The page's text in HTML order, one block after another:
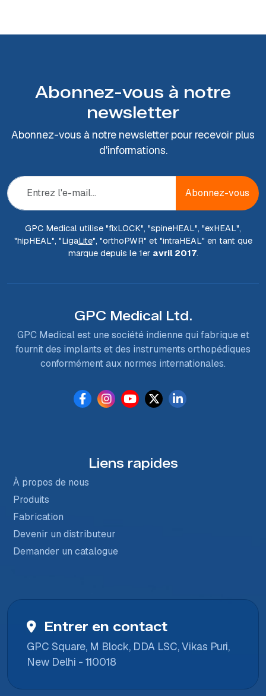
Abonnez-vous à notre
newsletter
Abonnez-vous à notre newsletter pour recevoir plus
d'informations.
Abonnez-vous
GPC Medical utilise "fixLOCK", "spineHEAL", "exHEAL",
"hipHEAL", "LigaLite", "orthoPWR" et "intraHEAL" en tant que
marque depuis le 1er avril 2017.
GPC Medical Ltd.
GPC Medical est une société indienne qui fabrique et
fournit des implants et des instruments orthopédiques
conformément aux normes internationales.
Liens rapides
À propos de nous
Produits
Fabrication
Devenir un distributeur
Demander un catalogue
Entrer en contact
GPC Square, M Block, DDA LSC, Vikas Puri,
New Delhi - 110018